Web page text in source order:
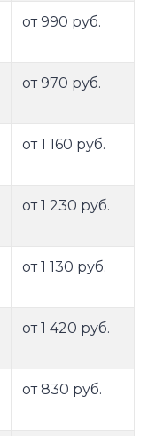
от 990 руб.
от 970 руб.
от 1 160 руб.
от 1 230 руб.
от 1 130 руб.
от 1 420 руб.
от 830 руб.